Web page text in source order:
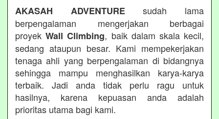
AKASAH ADVENTUREsudah lama
berpengalaman mengerjakan berbagai
proyekWall Climbing, baik dalam skala kecil,
sedang ataupun besar. Kami mempekerjakan
tenaga ahli yang berpengalaman di bidangnya
sehingga mampu menghasilkan karya-karya
terbaik. Jadi anda tidak perlu ragu untuk
hasilnya, karena kepuasan anda adalah
prioritas utama bagi kami.